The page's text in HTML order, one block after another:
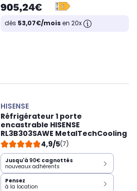
905,24€
dès 53,07€/moisen 20x
HISENSE
Réfrigérateur 1 porte
encastrable HISENSE
RL3B303SAWE MetalTechCooling
4,9/5(7)
Jusqu'à 90€ cagnottés
nouveaux adhérents
Pensez
à la location